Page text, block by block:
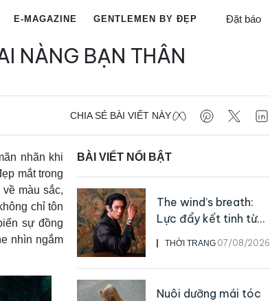
E-MAGAZINE GENTLEMEN BY ĐẸP Đặt báo
NÀNG BẠN THÂN
CHIA SẺ BÀI VIẾT NÀY
nhãn khi
mắt trong
màu sắc,
chỉ tôn
sự đồng
nhìn ngắm
BÀI VIẾT NỔI BẬT
THỜI TRANG 07/08/2026
The wind’s breath:
Lực đẩy kết tinh từ
sự kiên định
Nuôi dưỡng mái tóc